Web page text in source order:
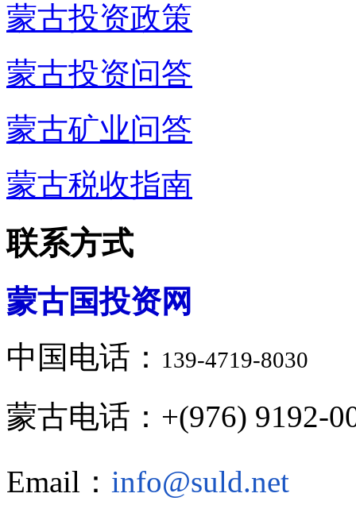
蒙古投资政策
蒙古投资问答
蒙古矿业问答
蒙古税收指南
联系方式
蒙古国投资网
中国电话： 139-4719-8030
蒙古电话：+(976) 9192-
Email： info@suld.net